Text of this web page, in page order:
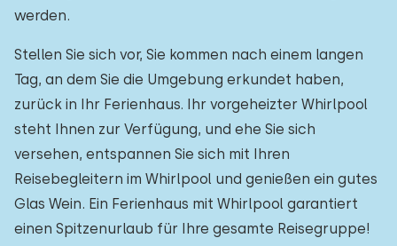
werden.
Stellen Sie sich vor, Sie kommen nach einem langen
Tag, an dem Sie die Umgebung erkundet haben,
zurück in Ihr Ferienhaus. Ihr vorgeheizter Whirlpool
steht Ihnen zur Verfügung, und ehe Sie sich
versehen, entspannen Sie sich mit Ihren
Reisebegleitern im Whirlpool und genießen ein gutes
Glas Wein. Ein Ferienhaus mit Whirlpool garantiert
einen Spitzenurlaub für Ihre gesamte Reisegruppe!